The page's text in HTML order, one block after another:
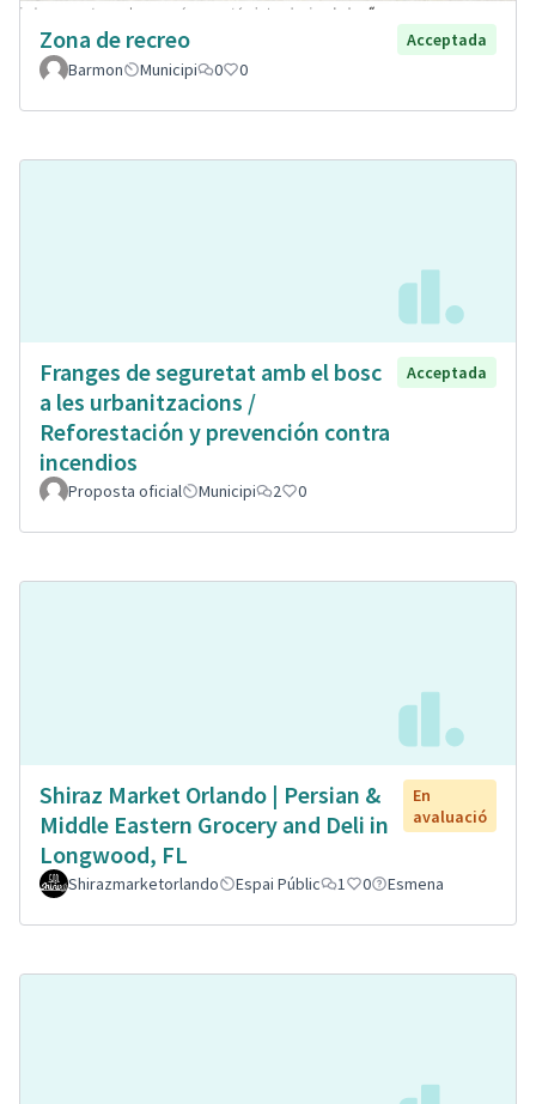
Zona de recreo
Acceptada
Barmon
Municipi 0 0
Franges de seguretat amb el bosc
a les urbanitzacions /
Reforestación y prevención contra
incendios
Acceptada
Proposta oficial Municipi 2 0
Shiraz Market Orlando | Persian &
Middle Eastern Grocery and Deli in
Longwood, FL
En
avaluació
Shirazmarketorlando Espai Públic 1 0 Esmena